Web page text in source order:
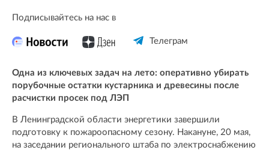
Подписывайтесь на нас в
Телеграм
Одна из ключевых задач на лето: оперативно убирать
порубочные остатки кустарника и древесины после
расчистки просек под ЛЭП
В Ленинградской области энергетики завершили
подготовку к пожароопасному сезону. Накануне, 20 мая,
на заседании регионального штаба по электроснабжению